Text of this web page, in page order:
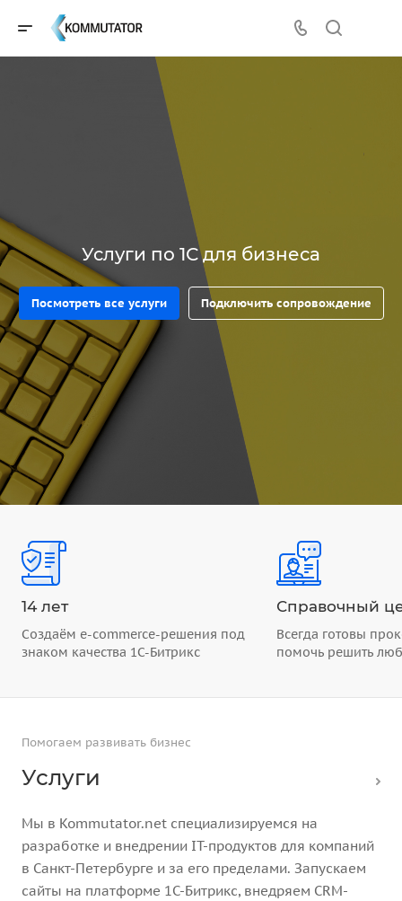
Услуги по 1С для бизнеса
Посмотреть все услуги Подключить сопровождение
14 лет
Создаём e-commerce-решения под
знаком качества 1С-Битрикс
Справочный
Всегда готовы
помочь решить
Помогаем развивать бизнес
Услуги
Мы в Kommutator.net специализируемся на
разработке и внедрении IT-продуктов для компаний
в Санкт-Петербурге и за его пределами. Запускаем
сайты на платформе 1С-Битрикс, внедряем CRM-